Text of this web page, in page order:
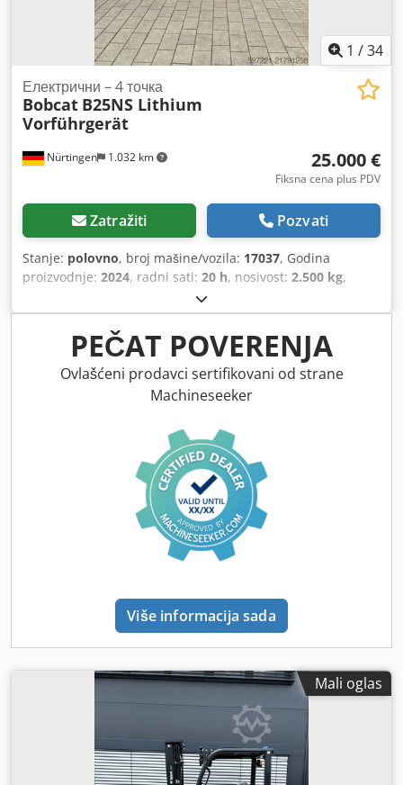
1 /34
Nürtingen 1.032 km
Електрични – 4 точка
Bobcat B25NS Lithium
Vorführgerät
25.000 €
Fiksna cena plus PDV
Zatražiti Pozvati
Stanje: polovno, broj mašine/vozila: 17037, Godina
proizvodnje: 2024, radni sati: 20 h, nosivost: 2.500 kg,
, slobodno podizanje:
tačka opterećenja:500 mm, vrsta goriva:električni, tip
triplex , građevinska visina:2.180 mm , napon
baterije:48 V, dužina viljuške:1.200 mm, dimenzija
prednje gume:23X9-10, dimenzija zadnje gume:18X7-8
3.552 kg, 5141046 Csdey Hau Iopfx Ab Ssrf
PEČAT POVERENJA
Ovlašćeni prodavci sertifikovani od strane
Machineseeker
Više informacija sada
Mali oglas